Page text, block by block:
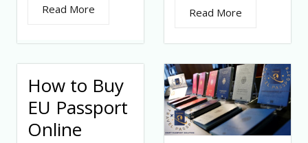
Read More Read More
How to Buy
EU Passport
Online